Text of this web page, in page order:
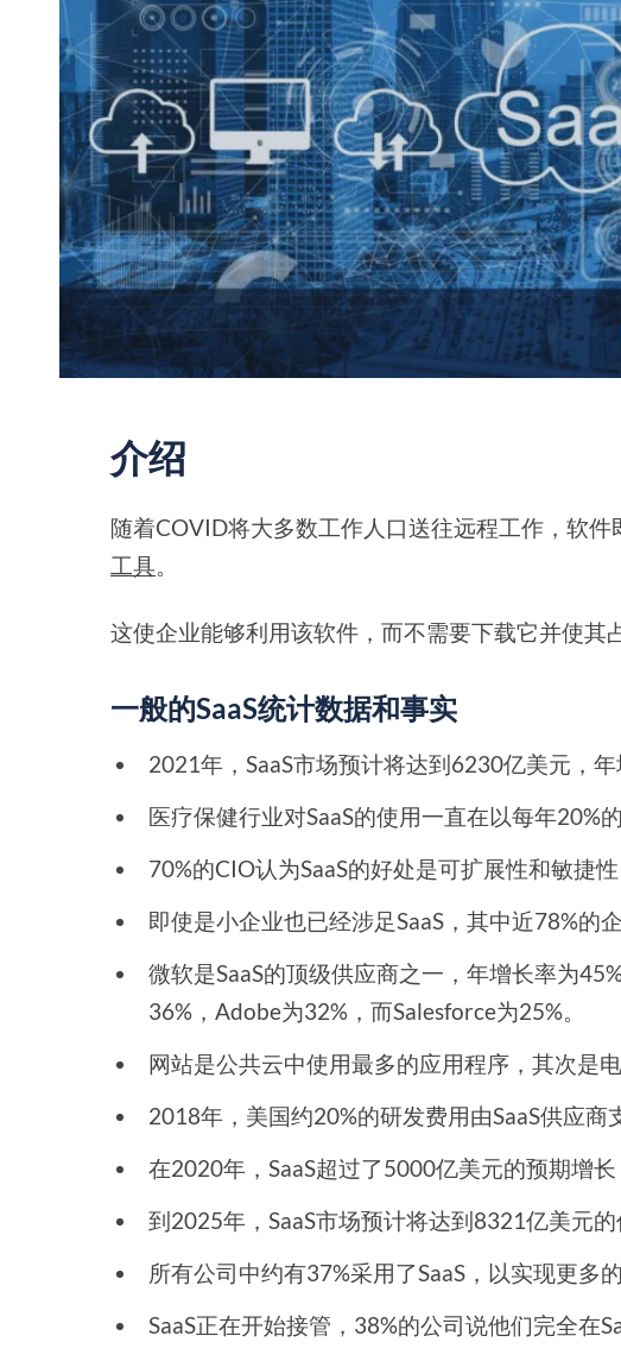
介绍
随着COVID将大多数工作人口送往远程工作，软件
工具
这使企业能够利用该软件，而不需要下载它并使其
一般的SaaS统计数据和事实
2021年，SaaS市场预计将达到6230亿美元，年
医疗保健行业对SaaS的使用一直在以每年20%
70%的CIO认为SaaS的好处是可扩展性和敏捷性
即使是小企业也已经涉足SaaS，其中近78%的
微软是SaaS的顶级供应商之一，年增长率为
36%，Adobe为32%，而Salesforce为25%。
网站是公共云中使用最多的应用程序，其次是电
2018年，美国约20%的研发费用由SaaS供应商
在2020年，SaaS超过了5000亿美元的预期增
到2025年，SaaS市场预计将达到8321亿美元的
所有公司中约有37%采用了SaaS，以实现更多的
SaaS正在开始接管，38%的公司说他们完全在